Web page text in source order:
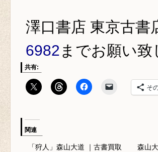
澤口書店 東京古書
6982 までお願い致
共有:
そ
関連
「狩人」森山大道 ｜古書買取
森山